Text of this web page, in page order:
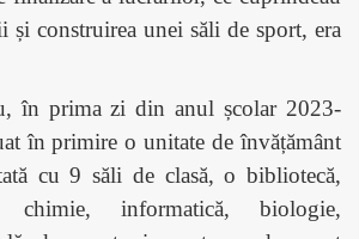
și construirea unei săli de sport, era
în prima zi din anul școlar 2023-
în primire o unitate de învățământ
cu 9 săli de clasă, o bibliotecă,
chimie, informatică, biologie,